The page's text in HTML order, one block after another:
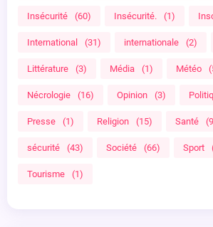
Insécurité (60) Insécurité. (1)
International (31) internationale (2)
Littérature (3) Média (1) Météo
Nécrologie (16) Opinion (3)
Presse (1) Religion (15) Santé
sécurité (43) Société (66) Sport
Tourisme (1)